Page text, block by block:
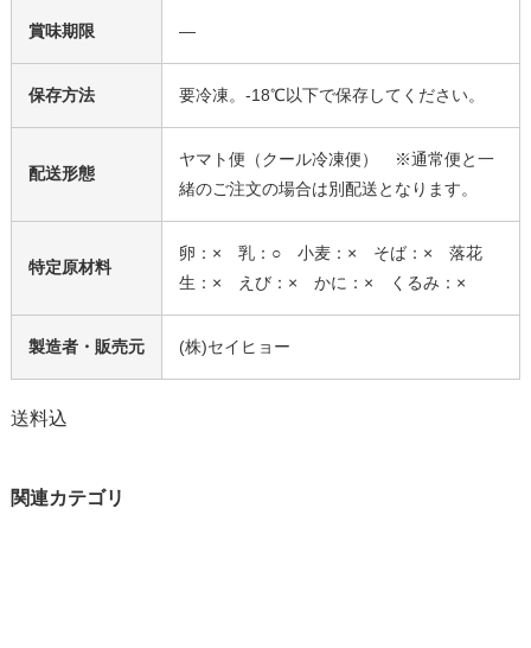
賞味期限 ―
保存方法 要冷凍。-18℃以下で保存してください。
配送形態
ヤマト便（クール冷凍便） ※通常便と一
緒のご注文の場合は別配送となります。
特定原材料
卵：× 乳：○ 小麦：× そば：× 落花
生：× えび：× かに：× くるみ：×
製造者・販売元 (株)セイヒョー
送料込